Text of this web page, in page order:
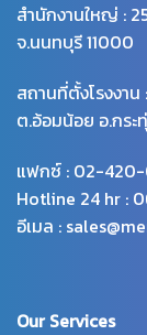
สำนักงานใหญ่ :
จ.นนทบุรี 11000
สถานที่ตั้งโรงงา
ต.อ้อมน้อย อ.กระ
แฟกซ์ : 02-
Hotline 24 hr :
อีเมล :
Our Services